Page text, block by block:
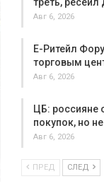
треть,
Авг 6, 2026
Е-Ритейл
торговым
Авг 6, 2026
ЦБ: россияне
покупок, но
Авг 6, 2026
ПРЕД СЛЕД